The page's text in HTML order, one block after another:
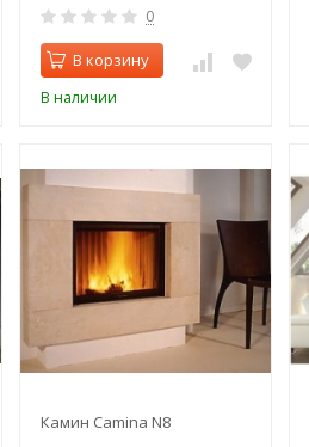
0
В корзину
В наличии
Камин Camina N8